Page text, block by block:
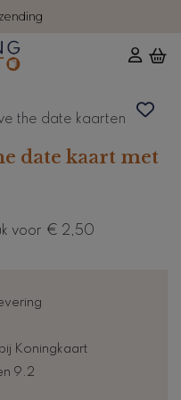
the date kaarten
date kaart met
voor € 2,50
Koningkaart
9.2